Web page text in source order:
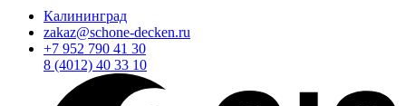
Калининград
zakaz@schone-decken.ru
+7 952 790 41 30
8 (4012) 40 33 10